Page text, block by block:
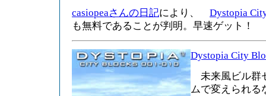
casiopeaさんの日記により、 Dystopia
も無料であることが判明。早速ゲット！
Dystopia City
未来風ビル群
ムで変えられる